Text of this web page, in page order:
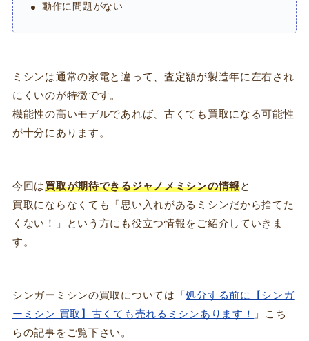
動作に問題がない
ミシンは通常の家電と違って、査定額が製造年に左右され
にくいのが特徴です。
機能性の高いモデルであれば、古くても買取になる可能性
が十分にあります。
今回は買取が期待できるジャノメミシンの情報と
買取にならなくても「思い入れがあるミシンだから捨てた
くない！」という方にも役立つ情報をご紹介していきま
す。
シンガーミシンの買取については「処分する前に【シンガ
ーミシン 買取】古くても売れるミシンあります！
」こち
らの記事をご覧下さい。